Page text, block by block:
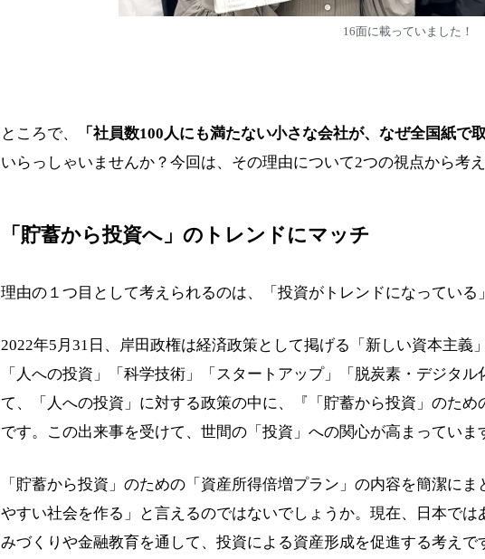
16面に載っていました！
ところで、 「社員数100人にも満たない小さな会社が、なぜ全国紙で
いらっしゃいませんか？今回は、その理由について2つの視点から考え
「貯蓄から投資へ」のトレンドにマッチ
理由の１つ目として考えられるのは、「投資がトレンドになっている
2022年5月31日、岸田政権は経済政策として掲げる「新しい資本主義
「人への投資」「科学技術」「スタートアップ」「脱炭素・デジタ
て、「人への投資」に対する政策の中に、『「貯蓄から投資」のた
です。この出来事を受けて、世間の「投資」への関心が高まっていま
「貯蓄から投資」のための「資産所得倍増プラン」の内容を簡潔に
やすい社会を作る」と言えるのではないでしょうか。現在、日本で
みづくりや金融教育を通して、投資による資産形成を促進する考えで